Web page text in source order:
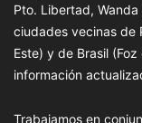
Pto. Libertad,
ciudades vecinas de
Este) y de Brasil
información
Trabajamos en